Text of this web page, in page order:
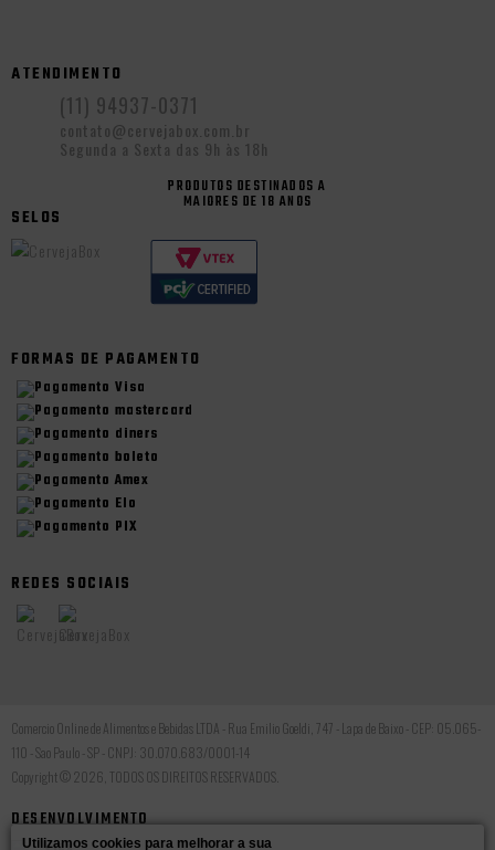
ATENDIMENTO
(11) 94937-0371
contato@cervejabox.com.br
Segunda a Sexta das 9h às 18h
PRODUTOS DESTINADOS A
MAIORES DE 18 ANOS
SELOS
FORMAS DE PAGAMENTO
REDES SOCIAIS
Comercio Online de Alimentos e Bebidas LTDA - Rua Emilio Goeldi, 747 - Lapa de Baixo - CEP: 05.065-
110 - Sao Paulo - SP - CNPJ: 30.070.683/0001-14
Copyright © 2026, TODOS OS DIREITOS RESERVADOS.
DESENVOLVIMENTO
Utilizamos cookies para melhorar a sua